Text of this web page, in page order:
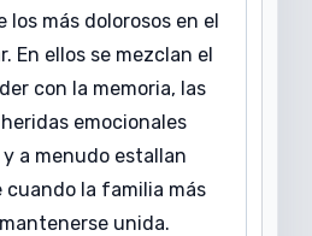
los más dolorosos en el
En ellos se mezclan el
con la memoria, las
emocionales
a menudo estallan
cuando la familia más
unida.